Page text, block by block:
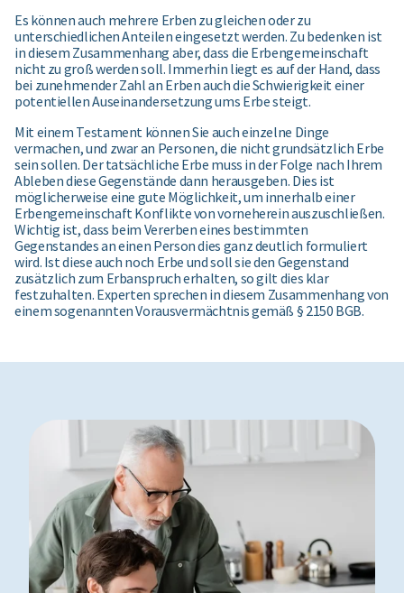
Es können auch mehrere Erben zu gleichen oder zu
unterschiedlichen Anteilen eingesetzt werden. Zu bedenken ist
in diesem Zusammenhang aber, dass die Erbengemeinschaft
nicht zu groß werden soll. Immerhin liegt es auf der Hand, dass
bei zunehmender Zahl an Erben auch die Schwierigkeit einer
potentiellen Auseinandersetzung ums Erbe steigt.
Mit einem Testament können Sie auch einzelne Dinge
vermachen, und zwar an Personen, die nicht grundsätzlich Erbe
sein sollen. Der tatsächliche Erbe muss in der Folge nach Ihrem
Ableben diese Gegenstände dann herausgeben. Dies ist
möglicherweise eine gute Möglichkeit, um innerhalb einer
Erbengemeinschaft Konflikte von vorneherein auszuschließen.
Wichtig ist, dass beim Vererben eines bestimmten
Gegenstandes an einen Person dies ganz deutlich formuliert
wird. Ist diese auch noch Erbe und soll sie den Gegenstand
zusätzlich zum Erbanspruch erhalten, so gilt dies klar
festzuhalten. Experten sprechen in diesem Zusammenhang von
einem sogenannten Vorausvermächtnis gemäß § 2150 BGB.